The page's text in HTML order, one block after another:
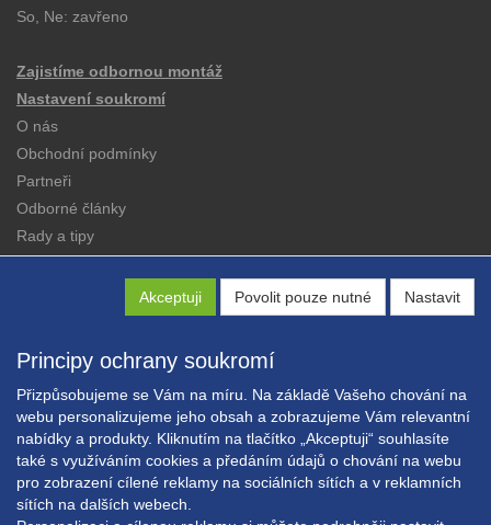
Akceptuji Povolit pouze nutné Nastavit
Principy ochrany soukromí
Přizpůsobujeme se Vám na míru. Na základě Vašeho chování na
webu personalizujeme jeho obsah a zobrazujeme Vám relevantní
nabídky a produkty. Kliknutím na tlačítko „Akceptuji“ souhlasíte
také s využíváním cookies a předáním údajů o chování na webu
pro zobrazení cílené reklamy na sociálních sítích a v reklamních
sítích na dalších webech.
So, Ne: zavřeno
Zajistíme odbornou montáž
Nastavení soukromí
O nás
Obchodní podmínky
Partneři
Odborné články
Rady a tipy
Copyright © EXPRESS ALARM Czech s.r.o.
Powered byABRA E-shop